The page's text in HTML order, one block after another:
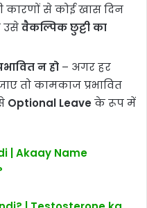
कारणों से कोई खास दिन
उसेवैकल्पिक छुट्टी का
न हो – अगर हर
जाए तो कामकाज प्रभावित
Optional Leaveके रूप में
| Akaay Name